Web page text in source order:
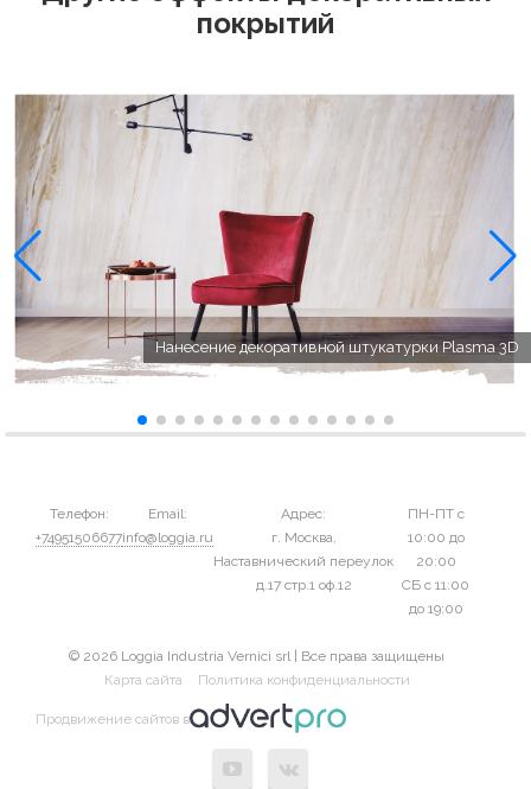
покрытий
Нанесение декоративной штукатурки Plasma 3D
Телефон:
+74951506677
Email:
info@loggia.ru
Адрес:
г. Москва,
Наставнический переулок
д.17 стр.1 оф.12
ПН-ПТ с
10:00 до
20:00
СБ с 11:00
до 19:00
© 2026 Loggia Industria Vernici srl | Все права защищены
Карта сайта
Политика конфиденциальности
Продвижение сайтов в